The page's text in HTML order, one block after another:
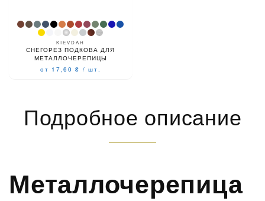
KIEVDAH
СНЕГОРЕЗ ПОДКОВА ДЛЯ
МЕТАЛЛОЧЕРЕПИЦЫ
от 17,60₴ / шт.
Подробное описание
Металлочерепица